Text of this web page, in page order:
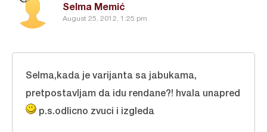
Selma Memić
August 25, 2012, 1:25 pm
Selma,kada je varijanta sa jabukama,
pretpostavljam da idu rendane?! hvala unapred
p.s.odlicno zvuci i izgleda